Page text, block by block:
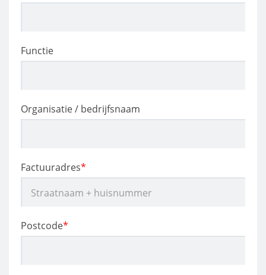
Functie
Organisatie / bedrijfsnaam
Factuuradres*
Postcode*